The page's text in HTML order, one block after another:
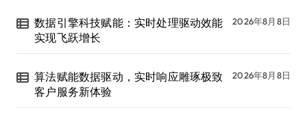
数据引擎科技赋能：实时处理驱动效能
实现飞跃增长
2026年8月8日
算法赋能数据驱动，实时响应雕琢极致
客户服务新体验
2026年8月8日